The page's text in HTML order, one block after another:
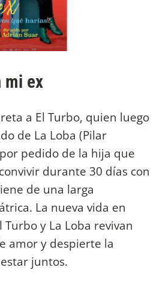
mi ex
a El Turbo, quien luego
de La Loba (Pilar
pedido de la hija que
durante 30 días con
de una larga
La nueva vida en
y La Loba revivan
amor y despierte la
juntos.